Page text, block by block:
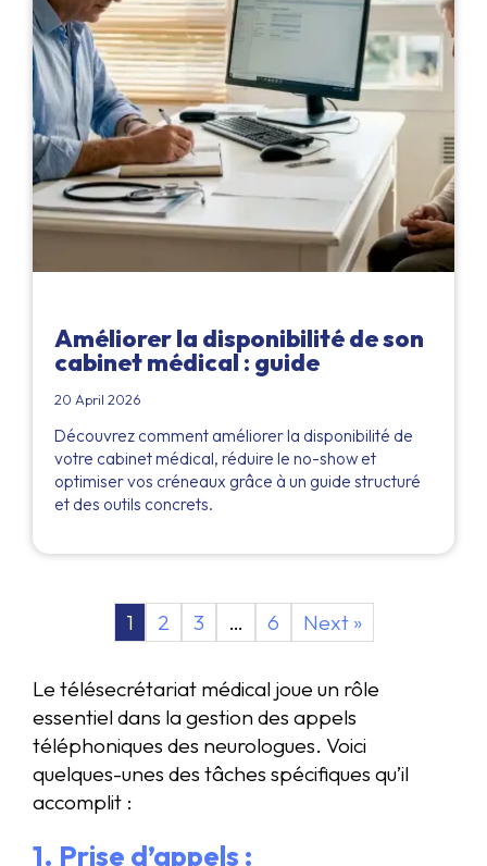
Améliorer la disponibilité de son
cabinet médical : guide
20 April 2026
Découvrez comment améliorer la disponibilité de
votre cabinet médical, réduire le no-show et
optimiser vos créneaux grâce à un guide structuré
et des outils concrets.
1 2 3 … 6 Next »
Le télésecrétariat médical joue un rôle
essentiel dans la gestion des appels
téléphoniques des neurologues. Voici
quelques-unes des tâches spécifiques qu’il
accomplit :
1. Prise d’appels :